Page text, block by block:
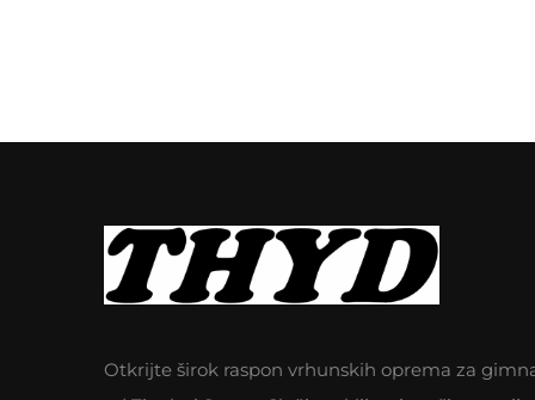
Otkrijte širok raspon vrhunskih oprema za